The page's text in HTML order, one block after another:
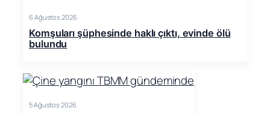
6 Ağustos 2026
Komşuları şüphesinde haklı çıktı, evinde ölü
bulundu
5 Ağustos 2026